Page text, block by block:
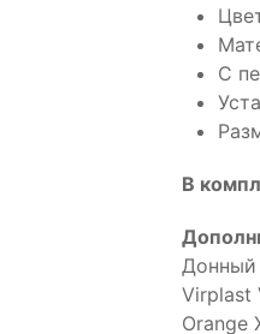
С
В
Донный
Virplast
Orange